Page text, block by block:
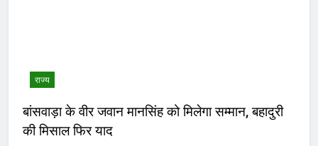
राज्य
बांसवाड़ा के वीर जवान मानसिंह को मिलेगा सम्मान, बहादुरी
की मिसाल फिर याद